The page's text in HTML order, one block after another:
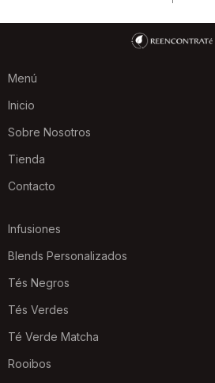
Menú
Inicio
Sobre Nosotros
Tienda
Contacto
Infusiones
Blends Personalizados
Tés Negros
Tés Verdes
Té Verde Matcha
Rooibos